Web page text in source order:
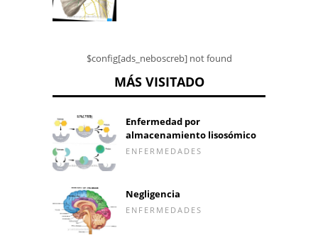
$config[ads_neboscreb] not found
MÁS VISITADO
Enfermedad por
almacenamiento lisosómico
ENFERMEDADES
Negligencia
ENFERMEDADES